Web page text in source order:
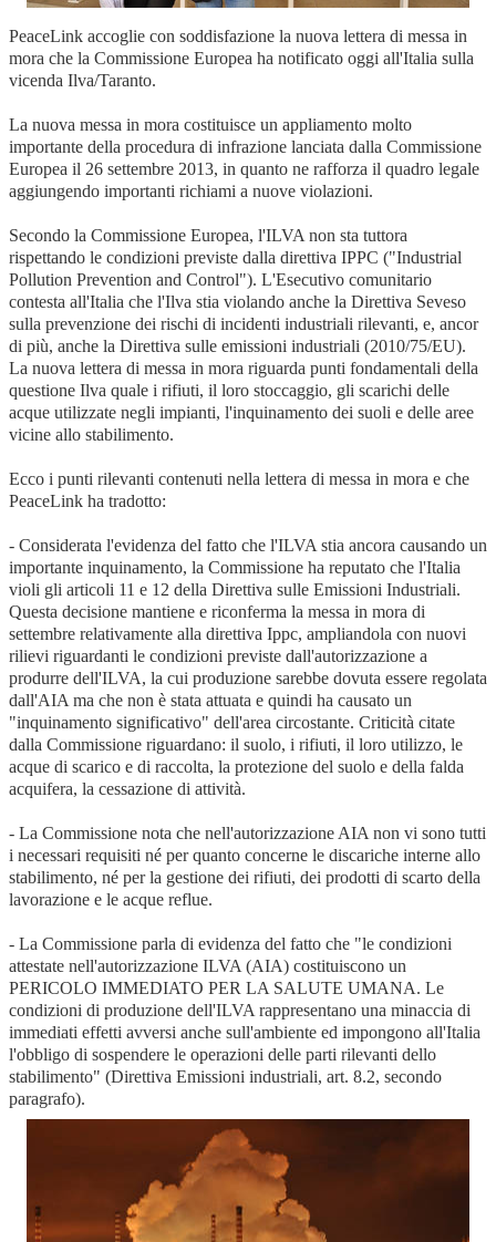
PeaceLink accoglie con soddisfazione la nuova lettera di messa in
mora che la Commissione Europea ha notificato oggi all'Italia sulla
vicenda Ilva/Taranto.
La nuova messa in mora costituisce un appliamento molto
importante della procedura di infrazione lanciata dalla Commissione
Europea il 26 settembre 2013, in quanto ne rafforza il quadro legale
aggiungendo importanti richiami a nuove violazioni.
Secondo la Commissione Europea, l'ILVA non sta tuttora
rispettando le condizioni previste dalla direttiva IPPC ("Industrial
Pollution Prevention and Control"). L'Esecutivo comunitario
contesta all'Italia che l'Ilva stia violando anche la Direttiva Seveso
sulla prevenzione dei rischi di incidenti industriali rilevanti, e, ancor
di più, anche la Direttiva sulle emissioni industriali (2010/75/EU).
La nuova lettera di messa in mora riguarda punti fondamentali della
questione Ilva quale i rifiuti, il loro stoccaggio, gli scarichi delle
acque utilizzate negli impianti, l'inquinamento dei suoli e delle aree
vicine allo stabilimento.
Ecco i punti rilevanti contenuti nella lettera di messa in mora e che
PeaceLink ha tradotto:
- Considerata l'evidenza del fatto che l'ILVA stia ancora causando un
importante inquinamento, la Commissione ha reputato che l'Italia
violi gli articoli 11 e 12 della Direttiva sulle Emissioni Industriali.
Questa decisione mantiene e riconferma la messa in mora di
settembre relativamente alla direttiva Ippc, ampliandola con nuovi
rilievi riguardanti le condizioni previste dall'autorizzazione a
produrre dell'ILVA, la cui produzione sarebbe dovuta essere regolata
dall'AIA ma che non è stata attuata e quindi ha causato un
"inquinamento significativo" dell'area circostante. Criticità citate
dalla Commissione riguardano: il suolo, i rifiuti, il loro utilizzo, le
acque di scarico e di raccolta, la protezione del suolo e della falda
acquifera, la cessazione di attività.
- La Commissione nota che nell'autorizzazione AIA non vi sono tutti
i necessari requisiti né per quanto concerne le discariche interne allo
stabilimento, né per la gestione dei rifiuti, dei prodotti di scarto della
lavorazione e le acque reflue.
- La Commissione parla di evidenza del fatto che "le condizioni
attestate nell'autorizzazione ILVA (AIA) costituiscono un
PERICOLO IMMEDIATO PER LA SALUTE UMANA. Le
condizioni di produzione dell'ILVA rappresentano una minaccia di
immediati effetti avversi anche sull'ambiente ed impongono all'Italia
l'obbligo di sospendere le operazioni delle parti rilevanti dello
stabilimento" (Direttiva Emissioni industriali, art. 8.2, secondo
paragrafo).